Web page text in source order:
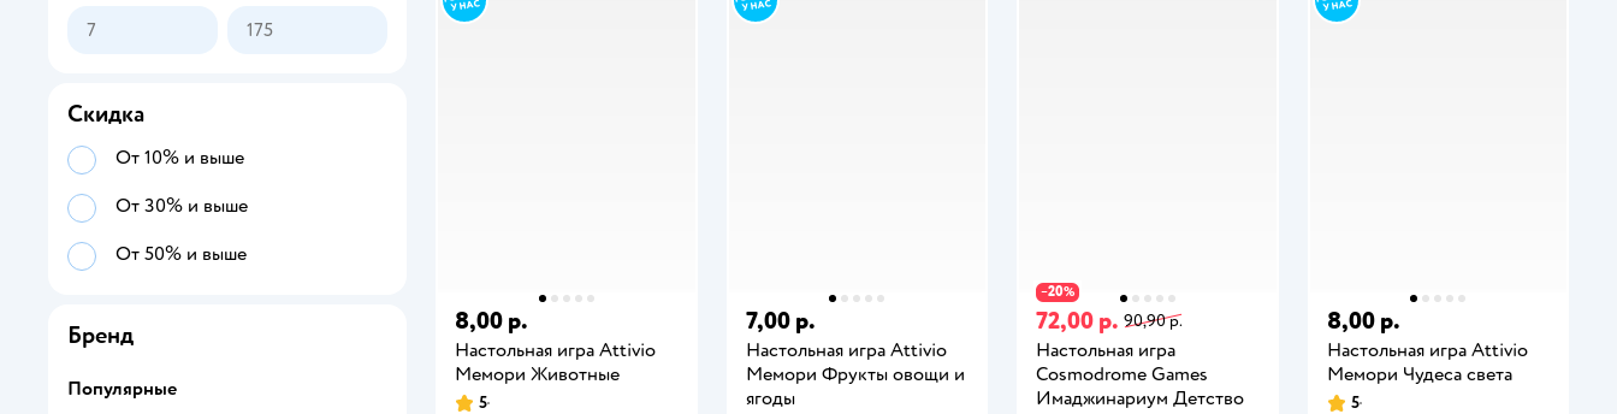
8,00 р.
Настольная игра Attivio
Мемори Животные
5
7,00 р.
Настольная игра Attivio
Мемори Фрукты овощи и
ягоды
−20%
72,00 р. 90,90 р.
Настольная игра
Cosmodrome Games
Имаджинариум Детство
8,00 р.
Настольная игра Attivio
Мемори Чудеса света
5
Скидка
От 10% и выше
От 30% и выше
От 50% и выше
Бренд
Популярные